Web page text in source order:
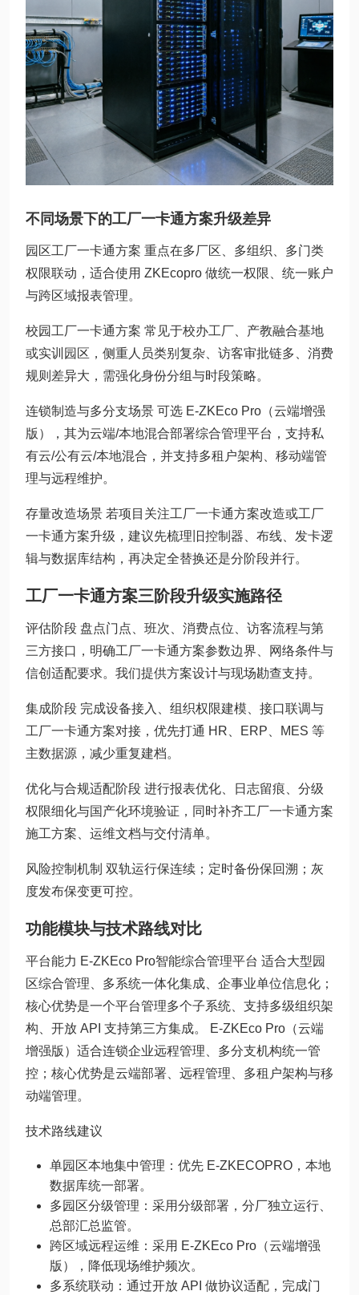
不同场景下的工厂一卡通方案升级差异
园区工厂一卡通方案 重点在多厂区、多组织、多门类
权限联动，适合使用 ZKEcopro 做统一权限、统一账户
与跨区域报表管理。
校园工厂一卡通方案 常见于校办工厂、产教融合基地
或实训园区，侧重人员类别复杂、访客审批链多、消费
规则差异大，需强化身份分组与时段策略。
连锁制造与多分支场景 可选 E-ZKEco Pro（云端增强
版），其为云端/本地混合部署综合管理平台，支持私
有云/公有云/本地混合，并支持多租户架构、移动端管
理与远程维护。
存量改造场景 若项目关注工厂一卡通方案改造或工厂
一卡通方案升级，建议先梳理旧控制器、布线、发卡逻
辑与数据库结构，再决定全替换还是分阶段并行。
工厂一卡通方案三阶段升级实施路径
评估阶段 盘点门点、班次、消费点位、访客流程与第
三方接口，明确工厂一卡通方案参数边界、网络条件与
信创适配要求。我们提供方案设计与现场勘查支持。
集成阶段 完成设备接入、组织权限建模、接口联调与
工厂一卡通方案对接，优先打通 HR、ERP、MES 等
主数据源，减少重复建档。
优化与合规适配阶段 进行报表优化、日志留痕、分级
权限细化与国产化环境验证，同时补齐工厂一卡通方案
施工方案、运维文档与交付清单。
风险控制机制 双轨运行保连续；定时备份保回溯；灰
度发布保变更可控。
功能模块与技术路线对比
平台能力 E-ZKEco Pro智能综合管理平台 适合大型园
区综合管理、多系统一体化集成、企事业单位信息化；
核心优势是一个平台管理多个子系统、支持多级组织架
构、开放 API 支持第三方集成。 E-ZKEco Pro（云端
增强版）适合连锁企业远程管理、多分支机构统一管
控；核心优势是云端部署、远程管理、多租户架构与移
动端管理。
技术路线建议
单园区本地集中管理：优先 E-ZKECOPRO，本地
数据库统一部署。
多园区分级管理：采用分级部署，分厂独立运行、
总部汇总监管。
跨区域远程运维：采用 E-ZKEco Pro（云端增强
版），降低现场维护频次。
多系统联动：通过开放 API 做协议适配，完成门